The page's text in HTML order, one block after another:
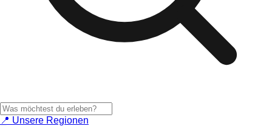
📍 Unsere Regionen